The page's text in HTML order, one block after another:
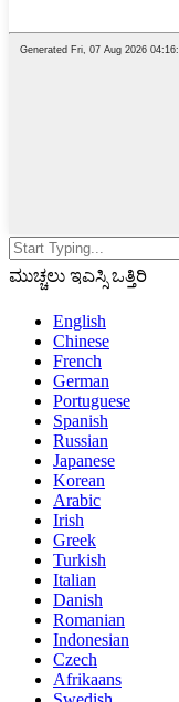
ಮುಚ್ಚಲು ಇಎಸ್ಸಿ ಒತ್ತಿರಿ
English
Chinese
French
German
Portuguese
Spanish
Russian
Japanese
Korean
Arabic
Irish
Greek
Turkish
Italian
Danish
Romanian
Indonesian
Czech
Afrikaans